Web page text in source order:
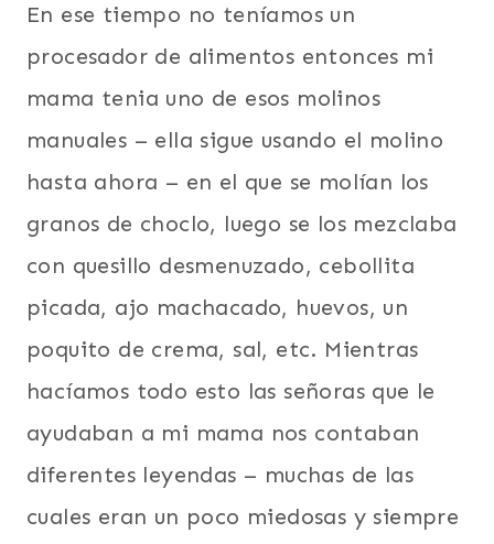
En ese tiempo no teníamos un
procesador de alimentos entonces mi
mama tenia uno de esos molinos
manuales – ella sigue usando el molino
hasta ahora – en el que se molían los
granos de choclo, luego se los mezclaba
con quesillo desmenuzado, cebollita
picada, ajo machacado, huevos, un
poquito de crema, sal, etc. Mientras
hacíamos todo esto las señoras que le
ayudaban a mi mama nos contaban
diferentes leyendas – muchas de las
cuales eran un poco miedosas y siempre